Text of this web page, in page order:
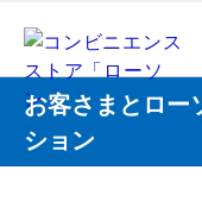
お客さまとロー
ション